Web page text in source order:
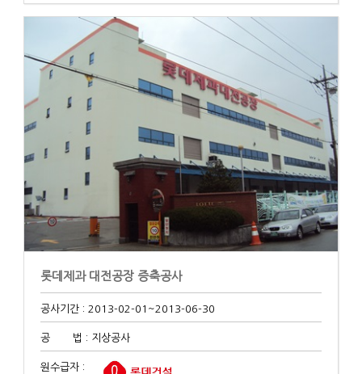
롯데제과 대전공장 증축공사
공사기간 : 2013-02-01 ~2013-06-30
공 법 : 지상공사
원수급자 :